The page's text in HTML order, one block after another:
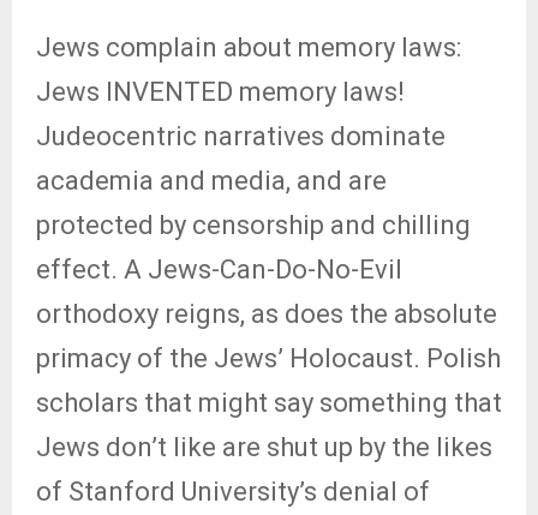
Jews complain about memory laws:
Jews INVENTED memory laws!
Judeocentric narratives dominate
academia and media, and are
protected by censorship and chilling
effect. A Jews-Can-Do-No-Evil
orthodoxy reigns, as does the absolute
primacy of the Jews’ Holocaust. Polish
scholars that might say something that
Jews don’t like are shut up by the likes
of Stanford University’s denial of